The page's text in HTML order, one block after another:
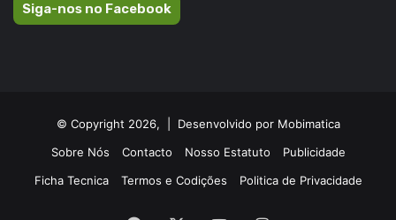
Siga-nos no Facebook
© Copyright 2026, | Desenvolvido por Mobimatica
Sobre Nós
Contacto Nosso Estatuto
Publicidade
Ficha Tecnica
Termos e Codições Politica de Privacidade